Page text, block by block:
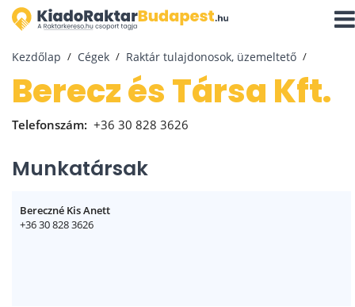
Kezdőlap Cégek Raktár tulajdonosok, üzemeltető
Berecz és Társa Kft.
Telefonszám: +36 30 828 3626
Munkatársak
Bereczné Kis Anett
+36 30 828 3626